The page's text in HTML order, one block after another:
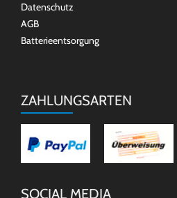
Datenschutz
AGB
Batterieentsorgung
ZAHLUNGSARTEN
SOCIAL MEDIA